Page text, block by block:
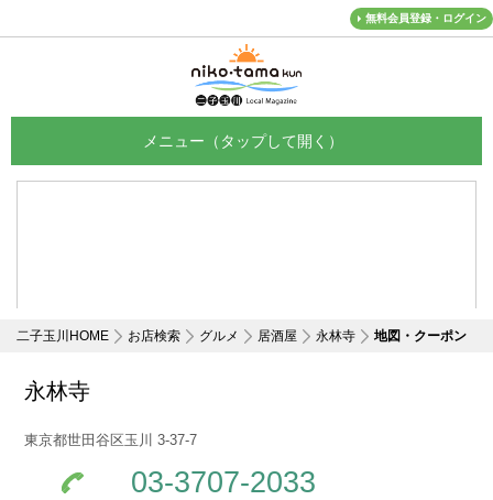
無料会員登録・ログイン
二子玉川HOME お店検索 グルメ 居酒屋 永林寺 地図・クーポン
永林寺
東京都世田谷区玉川 3-37-7
03-3707-2033
メニュー